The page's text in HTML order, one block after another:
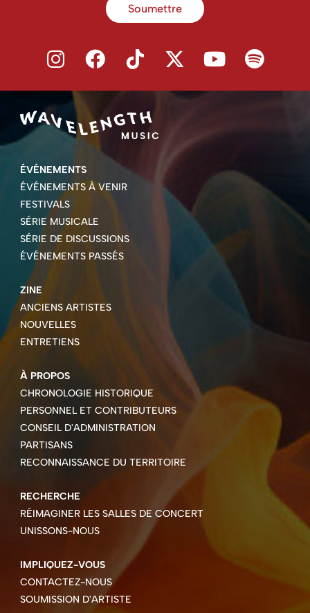
Soumettre
ÉVÉNEMENTS
ÉVÉNEMENTS À VENIR
FESTIVALS
SÉRIE MUSICALE
SÉRIE DE DISCUSSIONS
ÉVÉNEMENTS PASSÉS
ZINE
ANCIENS ARTISTES
NOUVELLES
ENTRETIENS
À PROPOS
CHRONOLOGIE HISTORIQUE
PERSONNEL ET CONTRIBUTEURS
CONSEIL D'ADMINISTRATION
PARTISANS
RECONNAISSANCE DU TERRITOIRE
RECHERCHE
RÉIMAGINER LES SALLES DE CONCERT
UNISSONS-NOUS
IMPLIQUEZ-VOUS
CONTACTEZ-NOUS
SOUMISSION D'ARTISTE